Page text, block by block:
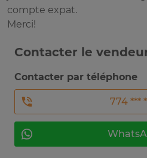
compte expat.
Merci!
Contacter le
Contacter par téléphone
774 ***